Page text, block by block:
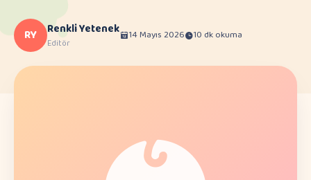
RY Renkli Yetenek
Editör
14 Mayıs 2026 10 dk okuma